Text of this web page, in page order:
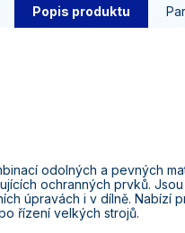
Popis produktu
odolných a pevných
ochranných prvků.
úpravách i v dílně. Nabízí
řízení velkých strojů.